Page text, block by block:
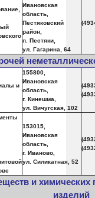
Ивановская
область,
Пестяковский
район,
п. Пестяки,
ул. Гагарина, 64
и
155800,
Ивановская
область,
г. Кинешма,
ул. Вичугская, 102
153015,
Ивановская
область,
г. Иваново,
ул. Силикатная, 52
и
изделий